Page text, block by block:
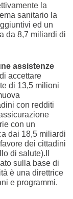
la
sanitario la
ed un
da 8,7 miliardi di
assistenze
accettare
di 13,5 milioni
con redditi
con un
dai 18,5 miliardi
dei cittadini
di salute).Il
sulla base di
è una direttrice
e programmi.